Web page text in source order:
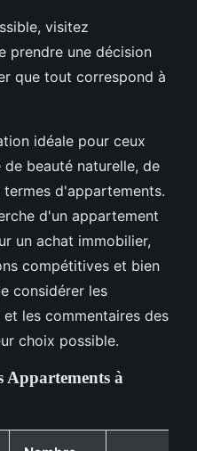
visitez
prendre une décision
que tout correspond à
idéale pour ceux
beauté naturelle, de
d'appartements.
d'un appartement
un achat immobilier,
compétitives et bien
considérer les
les commentaires des
choix possible.
Appartements à